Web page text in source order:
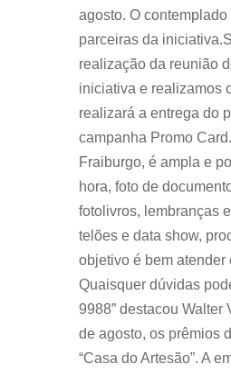
agosto. O
parceiras da
realização da reunião
iniciativa e realizamos
realizará a entrega do
campanha Promo
Fraiburgo, é ampla e
hora, foto de
fotolivros, lembranças
telões e data show,
objetivo é bem
Quaisquer dúvidas
9988” destacou
de agosto, os prêmios
“Casa do Artesão”. A